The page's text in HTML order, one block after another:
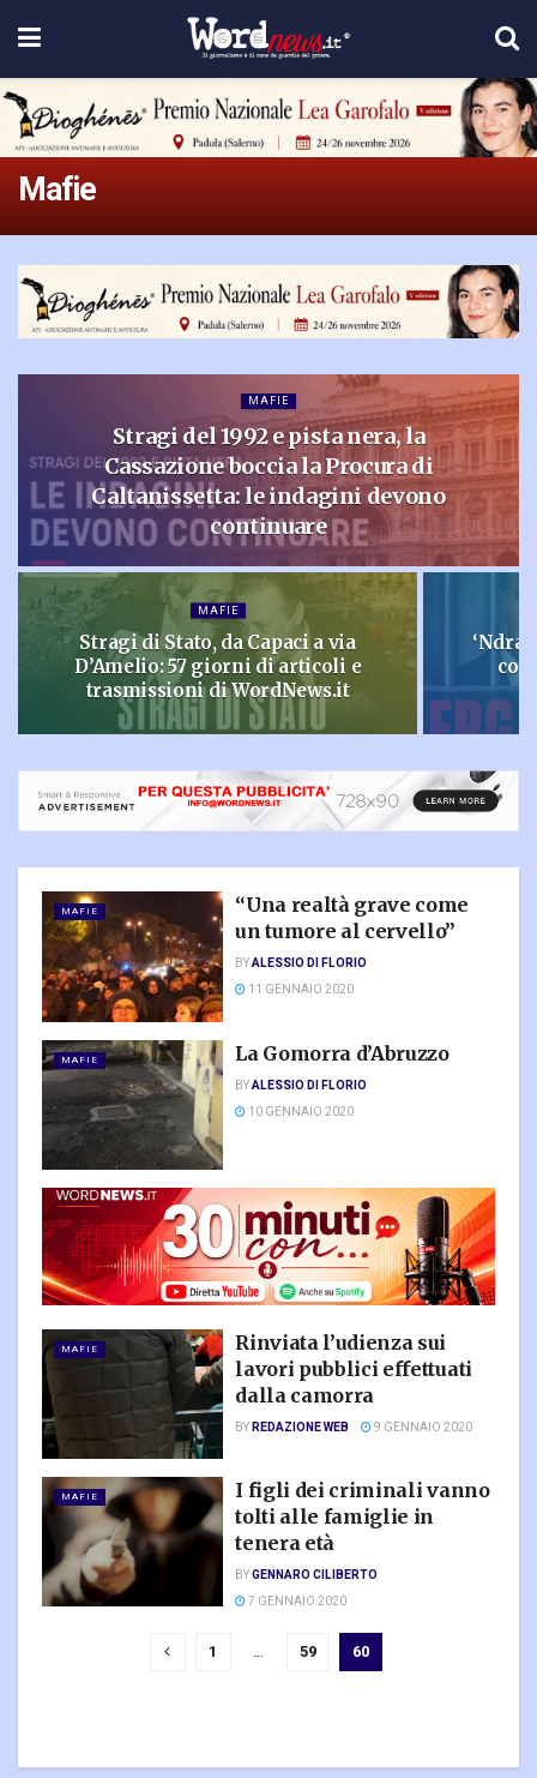
Mafie
MAFIE
Stragi del 1992 e pista nera, la
Cassazione boccia la Procura di
Caltanissetta: le indagini devono
continuare
MAFIE
Stragi di Stato, da Capaci a via
D’Amelio: 57 giorni di articoli e
trasmissioni di WordNews.it
MAFIE
“Una realtà grave come
un tumore al cervello”
BYALESSIO DI FLORIO
11 GENNAIO 2020
MAFIE La Gomorra d’Abruzzo
BYALESSIO DI FLORIO
10 GENNAIO 2020
MAFIE
Rinviata l’udienza sui
lavori pubblici effettuati
dalla camorra
BYREDAZIONE WEB 9 GENNAIO 2020
MAFIE
I figli dei criminali vanno
tolti alle famiglie in
tenera età
BYGENNARO CILIBERTO
7 GENNAIO 2020
1 … 59 60